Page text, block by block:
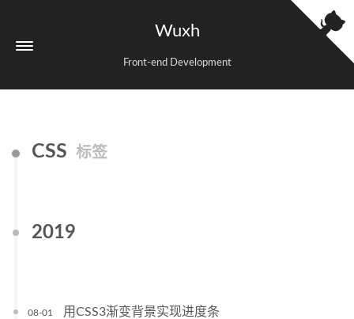
Wuxh
Front-end Development
CSS 标签
2019
08-01 用CSS3渐变背景实现进度条